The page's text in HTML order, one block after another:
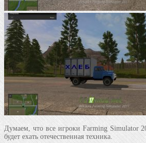
Думаем, что все игроки Farming Simulator
будет ехать отечественная техника.